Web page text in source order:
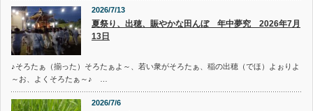
2026/7/13
夏祭り、出穂、賑やかな田んぼ 年中夢究 2026年7月
13日
♪そろたぁ（揃った）そろたぁよ～、若い衆がそろたぁ、稲の出穂（でほ）よぉりよ
～お、よくそろたぁ～♪ …
2026/7/6